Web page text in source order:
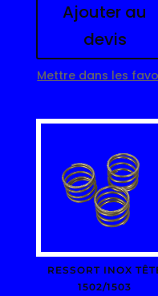
Ajouter au
devis
Mettre dans les
RESSORT INOX
1502/1503